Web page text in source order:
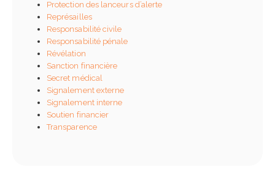
Protection des lanceurs d’alerte
Représailles
Responsabilité civile
Responsabilité pénale
Révélation
Sanction financière
Secret médical
Signalement externe
Signalement interne
Soutien financier
Transparence
complet pour ne plus se
Comment rédiger une
charte d’utilisation de l’IA en
entreprise ?